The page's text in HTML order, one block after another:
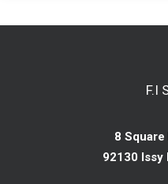
F.I
8
92130 Issy